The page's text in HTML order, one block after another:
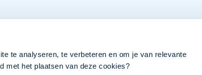
te analyseren, te verbeteren en om je van relevante
met het plaatsen van deze cookies?